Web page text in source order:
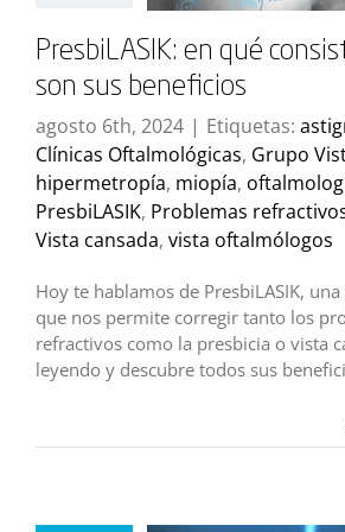
PresbiLASIK: en qué
son sus beneficios
agosto 6th, 2024 | Etiquetas:
Clínicas Oftalmológicas, Grupo
hipermetropía, miopía,
PresbiLASIK, Problemas
Vista cansada, vista oftalmólogos
Hoy te hablamos de PresbiLASIK,
que nos permite corregir tanto los
refractivos como la presbicia o vista
leyendo y descubre todos sus